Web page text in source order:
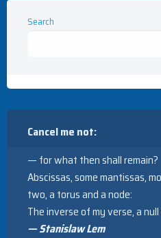
Search
Cancel me not:
— for what then shall remain?
Abscissas, some mantissas,
two, a torus and a node:
The inverse of my verse, a
— Stanislaw Lem